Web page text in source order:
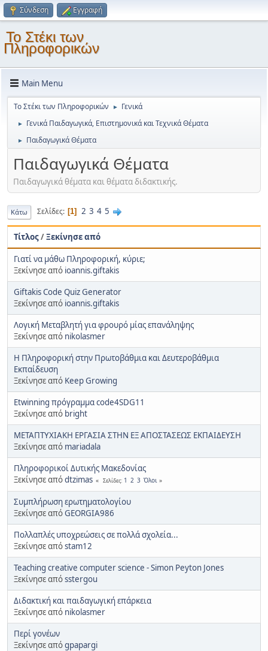
Σύνδεση Εγγραφή
Το Στέκι των
Πληροφορικών
Main Menu
Το Στέκι των Πληροφορικών ► Γενικά
► Γενικά Παιδαγωγικά, Επιστημονικά και Τεχνικά Θέματα
► Παιδαγωγικά Θέματα
Παιδαγωγικά Θέματα
Παιδαγωγικά θέματα και θέματα διδακτικής.
Κάτω Σελίδες 1 2 3 4 5
Τίτλος/Ξεκίνησε από
Γιατί να μάθω Πληροφορική, κύριε;
Ξεκίνησε από ioannis.giftakis
Giftakis Code Quiz Generator
Ξεκίνησε από ioannis.giftakis
Λογική Μεταβλητή για φρουρό μίας επανάληψης
Ξεκίνησε από nikolasmer
Η Πληροφορική στην Πρωτοβάθμια και Δευτεροβάθμια
Εκπαίδευση
Ξεκίνησε από Keep Growing
Εtwinning πρόγραμμα code4SDG11
Ξεκίνησε από bright
ΜΕΤΑΠΤΥΧΙΑΚΗ ΕΡΓΑΣΙΑ ΣΤΗΝ ΕΞ ΑΠΟΣΤΑΣΕΩΣ ΕΚΠΑΙΔΕΥΣΗ
Ξεκίνησε από mariadala
Πληροφορικοί Δυτικής Μακεδονίας
Ξεκίνησε απόdtzimas Σελίδες 1 2 3 Όλοι
Συμπλήρωση ερωτηματολογίου
Ξεκίνησε απόGEORGIA986
Πολλαπλές υποχρεώσεις σε πολλά σχολεία...
Ξεκίνησε απόstam12
Teaching creative computer science - Simon Peyton Jones
Ξεκίνησε απόsstergou
Διδακτική και παιδαγωγική επάρκεια
Ξεκίνησε από nikolasmer
Περί γονέων
Ξεκίνησε απόgpapargi